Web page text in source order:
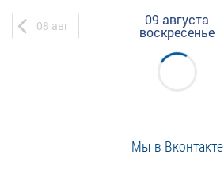
08 авг 09 августа
воскресенье
Мы в Вконтакте